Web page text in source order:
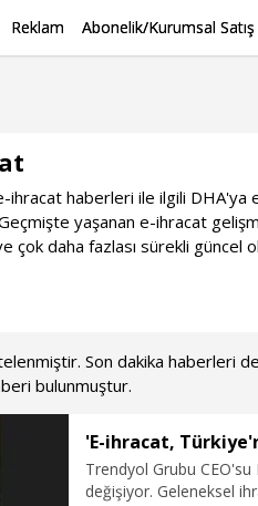
Reklam Abonelik/Kurumsal Satış
ihracat haberleri ile ilgili
yaşanan e-ihracat
çok daha fazlası sürekli güncel
Son dakika haberleri
bulunmuştur.
'E-ihracat,
Trendyol Grubu CEO'su
değişiyor. Geleneksel